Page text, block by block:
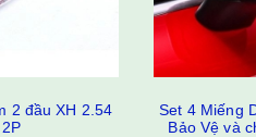
Silicon VD2
va chạm
Thanh Treo